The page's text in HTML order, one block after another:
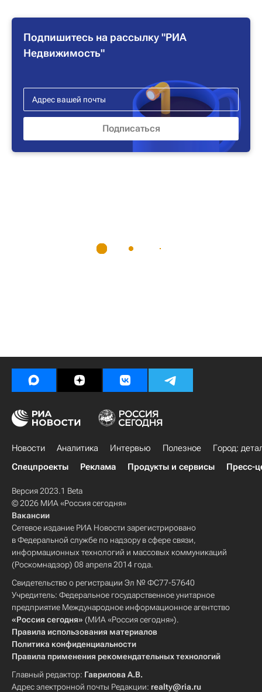
Подпишитесь на рассылку "РИА
Недвижимость"
Новости Аналитика Интервью Полезное
Город:
Спецпроекты
Реклама Продукты и сервисы Пресс-
Версия 2023.1 Beta
© 2026 МИА «Россия сегодня»
Вакансии
Сетевое издание РИА Новости зарегистрировано
в Федеральной службе по надзору в сфере связи,
информационных технологий и массовых коммуникаций
(Роскомнадзор) 08 апреля 2014 года.
Свидетельство о регистрации Эл № ФС77-57640
Учредитель: Федеральное государственное унитарное
предприятие Международное информационное агентство
«Россия сегодня» (МИА «Россия сегодня»).
Правила использования материалов
Политика конфиденциальности
Правила применения рекомендательных технологий
Главный редактор: Гаврилова А.В.
Адрес электронной почты Редакции: realty@ria.ru